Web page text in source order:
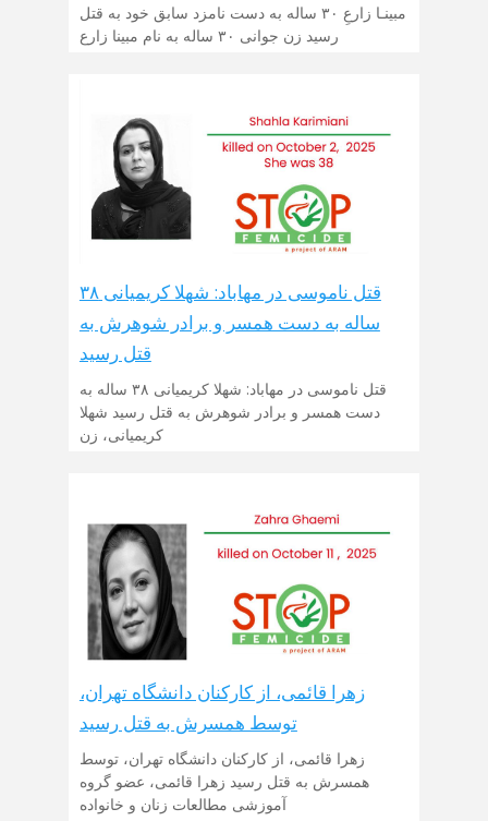
مبینـا زارعِ ۳۰ ساله به دست نامزد سابق خود به قتل
رسید زن جوانی ۳۰ ساله به نام مبینا زارع
قتل ناموسی در مهاباد: شهلا کریمیانی ۳۸
ساله به دست همسر و برادر شوهرش به
قتل رسید
قتل ناموسی در مهاباد: شهلا کریمیانی ۳۸ ساله به
دست همسر و برادر شوهرش به قتل رسید شهلا
کریمیانی، زن
زهرا قائمی، از کارکنان دانشگاه تهران،
توسط همسرش به قتل رسید
زهرا قائمی، از کارکنان دانشگاه تهران، توسط
همسرش به قتل رسید زهرا قائمی، عضو گروه
آموزشی مطالعات زنان و خانواده